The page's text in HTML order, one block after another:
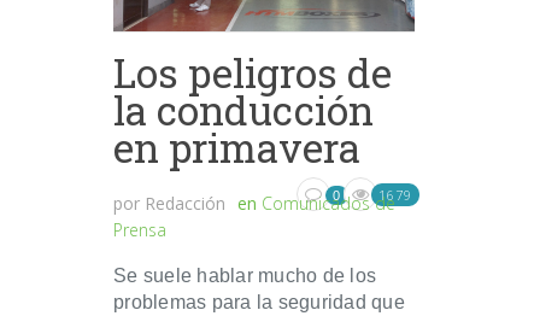
Los peligros de
la conducción
en primavera
por Redacción en Comunicados de
Prensa
0 1679
Se suele hablar mucho de los
problemas para la seguridad que